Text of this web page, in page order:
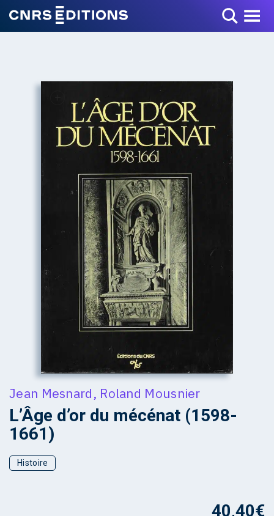
Toggle Menu
Jean Mesnard, Roland Mousnier
L’Âge d’or du mécénat (1598-
1661)
Histoire
40,40€